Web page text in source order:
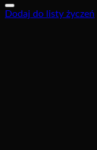
Dodaj do listy życzeń